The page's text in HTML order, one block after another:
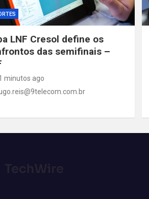
LNF Cresol define os
das semifinais –
minutos ago